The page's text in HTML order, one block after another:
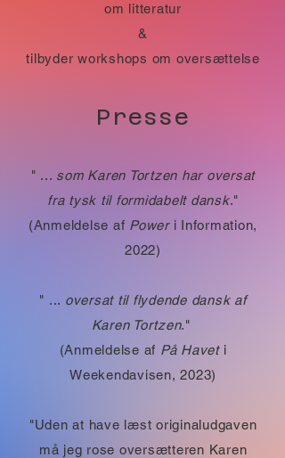
om litteratur
&
tilbyder workshops om oversættelse
Presse
" ... som Karen Tortzen har oversat
fra tysk til formidabelt dansk."
(Anmeldelse af Poweri Information,
2022)
" ... oversat til flydende dansk af
Karen Tortzen."
(Anmeldelse af På Haveti
Weekendavisen, 2023)
"Uden at have læst originaludgaven
må jeg rose oversætteren Karen